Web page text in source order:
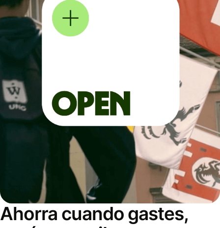
Ahorra cuando gastes,